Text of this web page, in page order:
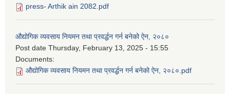
press- Arthik ain 2082.pdf
औद्योगिक व्यवसाय नियमन तथा प्रवर्द्धन गर्न बनेको ऐन, २०८०
Post date Thursday, February 13, 2025 - 15:55
Documents:
औद्योगिक व्यवसाय नियमन तथा प्रवर्द्धन गर्न बनेको ऐन, २०८०.pdf